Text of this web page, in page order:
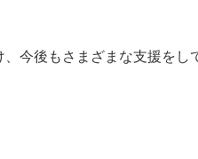
今後もさまざまな支援をし